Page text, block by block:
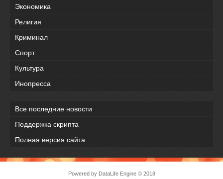
Экономика
Религия
Криминал
Спорт
Культура
Инопресса
Все последние новости
Поддержка скрипта
Полная версия сайта
Powered by DataLife Engine© 2018